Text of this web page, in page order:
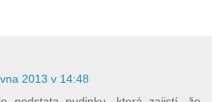
2013 v 14:48